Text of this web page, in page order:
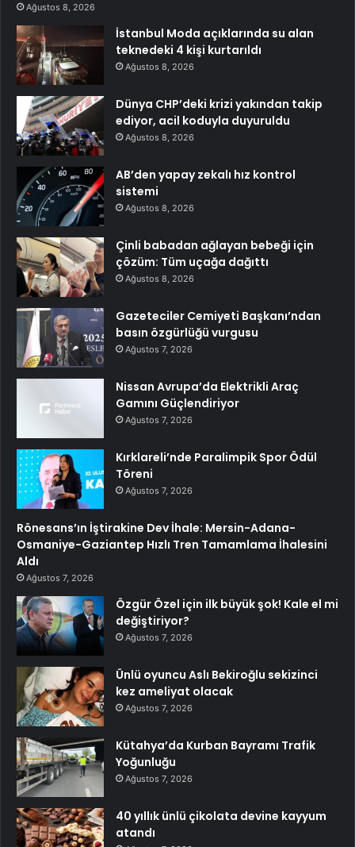
Ağustos 8, 2026
İstanbul Moda açıklarında su alan
teknedeki 4 kişi kurtarıldı
Ağustos 8, 2026
Dünya CHP’deki krizi yakından takip
ediyor, acil koduyla duyuruldu
Ağustos 8, 2026
AB’den yapay zekalı hız kontrol
sistemi
Ağustos 8, 2026
Çinli babadan ağlayan bebeği için
çözüm: Tüm uçağa dağıttı
Ağustos 8, 2026
Gazeteciler Cemiyeti Başkanı’ndan
basın özgürlüğü vurgusu
Ağustos 7, 2026
Nissan Avrupa’da Elektrikli Araç
Gamını Güçlendiriyor
Ağustos 7, 2026
Kırklareli’nde Paralimpik Spor Ödül
Töreni
Ağustos 7, 2026
Rönesans’ın İştirakine Dev İhale: Mersin-Adana-
Osmaniye-Gaziantep Hızlı Tren Tamamlama İhalesini
Aldı
Ağustos 7, 2026
Özgür Özel için ilk büyük şok! Kale el mi
değiştiriyor?
Ağustos 7, 2026
Ünlü oyuncu Aslı Bekiroğlu sekizinci
kez ameliyat olacak
Ağustos 7, 2026
Kütahya’da Kurban Bayramı Trafik
Yoğunluğu
Ağustos 7, 2026
40 yıllık ünlü çikolata devine kayyum
atandı